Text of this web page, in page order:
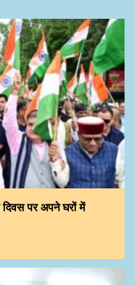
पर अपने घरों में